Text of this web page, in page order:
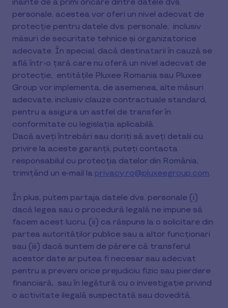
înainte de a primi oricare dintre datele dvs.
personale, acestea vor oferi un nivel adecvat de
protecție pentru datele dvs. personale, inclusiv
măsuri de securitate tehnice și organizatorice
adecvate. În special, dacă destinatarii în cauză se
află într-o țară care nu oferă un nivel adecvat de
protecție, entitățile Pluxee Romania sau Pluxee
Group vor implementa, de asemenea, alte măsuri
adecvate, inclusiv clauze contractuale standard,
pentru a asigura un astfel de transfer în
conformitate cu legislația aplicabilă.
Dacă aveți întrebări sau doriți să aveți detalii cu
privire la aceste garanții, puteți contacta
responsabilul cu protecția datelor din România,
trimițând un e-mail la privacy.ro@pluxeegroup.com.
În plus, putem partaja datele dvs. personale (i)
dacă legea sau o procedură legală ne impune să
facem acest lucru, (ii) ca răspuns la o solicitare din
partea autorităților publice sau a altor funcționari
sau (iii) dacă suntem de părere că transferul
acestor date ar putea fi necesar sau adecvat
pentru a preveni orice prejudiciu fizic sau pierdere
financiară, sau în legătură cu o investigație privind
o activitate ilegală suspectată sau dovedită.